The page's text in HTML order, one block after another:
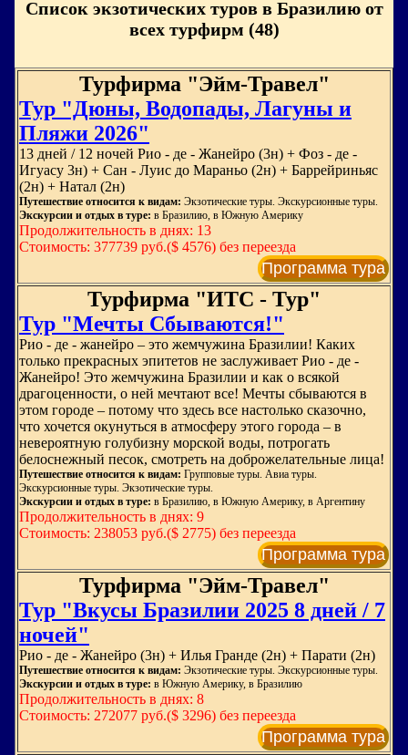
Список экзотических туров в Бразилию от
всех турфирм (48)
Турфирма "Эйм-Травел"
Тур "Дюны, Водопады, Лагуны и
Пляжи 2026"
13 дней / 12 ночей Рио - де - Жанейро (3н) + Фоз - де -
Игуасу 3н) + Сан - Луис до Мараньо (2н) + Баррейриньяс
(2н) + Натал (2н)
Путешествие относится к видам: Экзотические туры. Экскурсионные туры.
Экскурсии и отдых в туре: в Бразилию, в Южную Америку
Продолжительность в днях: 13
Стоимость: 377739 руб.($ 4576) без переезда
Программа тура
Турфирма "ИТС - Тур"
Тур "Мечты Сбываются!"
Рио - де - жанейро – это жемчужина Бразилии! Каких
только прекрасных эпитетов не заслуживает Рио - де -
Жанейро! Это жемчужина Бразилии и как о всякой
драгоценности, о ней мечтают все! Мечты сбываются в
этом городе – потому что здесь все настолько сказочно,
что хочется окунуться в атмосферу этого города – в
невероятную голубизну морской воды, потрогать
белоснежный песок, смотреть на доброжелательные лица!
Путешествие относится к видам: Групповые туры. Авиа туры.
Экскурсионные туры. Экзотические туры.
Экскурсии и отдых в туре: в Бразилию, в Южную Америку, в Аргентину
Продолжительность в днях: 9
Стоимость: 238053 руб.($ 2775) без переезда
Программа тура
Турфирма "Эйм-Травел"
Тур "Вкусы Бразилии 2025 8 дней / 7
ночей"
Рио - де - Жанейро (3н) + Илья Гранде (2н) + Парати (2н)
Путешествие относится к видам: Экзотические туры. Экскурсионные туры.
Экскурсии и отдых в туре: в Южную Америку, в Бразилию
Продолжительность в днях: 8
Стоимость: 272077 руб.($ 3296) без переезда
Программа тура